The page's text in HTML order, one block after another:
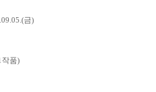
금)
작품)